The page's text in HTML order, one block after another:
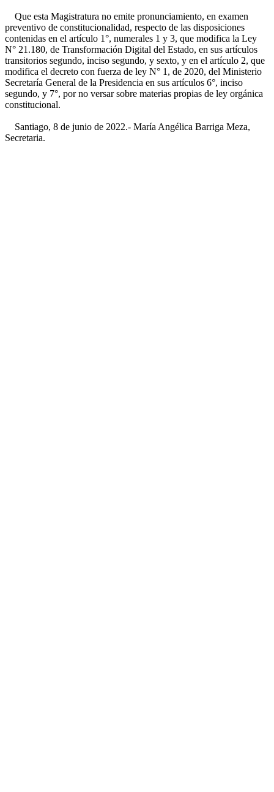
Que esta Magistratura no emite pronunciamiento, en examen
preventivo de constitucionalidad, respecto de las disposiciones
contenidas en el artículo 1°, numerales 1 y 3, que modifica la Ley
N° 21.180, de Transformación Digital del Estado, en sus artículos
transitorios segundo, inciso segundo, y sexto, y en el artículo 2, que
modifica el decreto con fuerza de ley N° 1, de 2020, del Ministerio
Secretaría General de la Presidencia en sus artículos 6°, inciso
segundo, y 7°, por no versar sobre materias propias de ley orgánica
constitucional.
Santiago, 8 de junio de 2022.- María Angélica Barriga Meza,
Secretaria.